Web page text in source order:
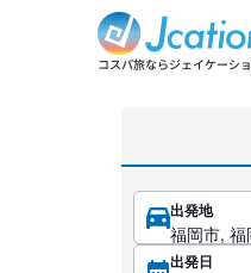
出発地
出発日